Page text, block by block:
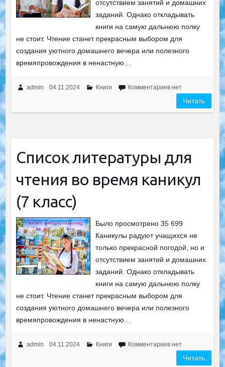
отсутствием занятий и домашних
заданий. Однако откладывать
книги на самую дальнюю полку
не стоит. Чтение станет прекрасным выбором для
создания уютного домашнего вечера или полезного
времяпровождения в ненастную…
admin 04.11.2024 Книги Комментариев нет
Читать
Список литературы для
чтения во время каникул
(7 класс)
Было просмотрено 35 699
Каникулы радуют учащихся не
только прекрасной погодой, но и
отсутствием занятий и домашних
заданий. Однако откладывать
книги на самую дальнюю полку
не стоит. Чтение станет прекрасным выбором для
создания уютного домашнего вечера или полезного
времяпровождения в ненастную…
admin 04.11.2024 Книги Комментариев нет
Читать